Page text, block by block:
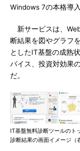
Windows 7の本格導
新サービスは、
断結果を図やグラフ
としたIT基盤の成熟
バイス、投資対効果
だ。
IT基盤無料診断ツールのト
診断結果の画面イメージ（